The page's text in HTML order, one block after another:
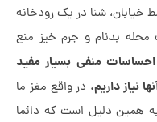
شنا در یک رودخانه
و جرم خیز منع
منفی بسیار مفید
در واقع مغز ما
دلیل است که دائما